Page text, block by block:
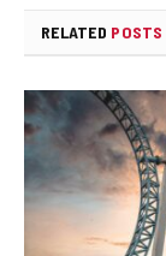
RELATED POSTS